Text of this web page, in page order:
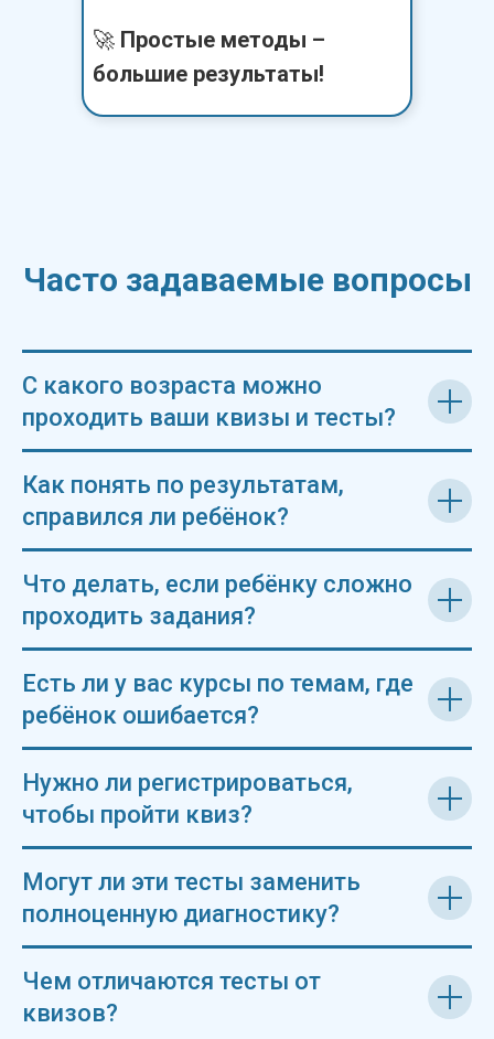
🚀 Простые методы –
большие результаты!
Часто задаваемые вопросы
С какого возраста можно
проходить ваши квизы и тесты?
Как понять по результатам,
справился ли ребёнок?
Что делать, если ребёнку сложно
проходить задания?
Есть ли у вас курсы по темам, где
ребёнок ошибается?
Нужно ли регистрироваться,
чтобы пройти квиз?
Могут ли эти тесты заменить
полноценную диагностику?
Чем отличаются тесты от
квизов?